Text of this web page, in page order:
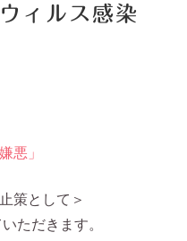
ィルス感染
悪」
策として＞
ただきます。